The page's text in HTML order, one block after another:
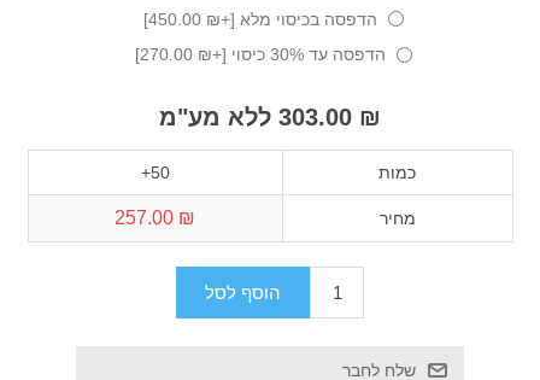
הדפסה בכיסוי מלא [+₪ 450.00]
הדפסה עד 30% כיסוי [+₪ 270.00]
₪ 303.00 ללא מע"מ
כמות 50+
מחיר ₪ 257.00